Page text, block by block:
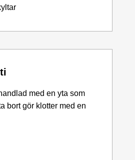
med en yta som
bort gör klotter med en